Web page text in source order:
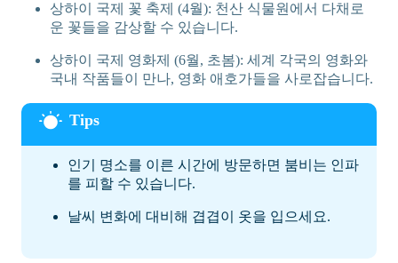
상하이 국제 꽃 축제 (4월): 천산 식물원에서 다채로
운 꽃들을 감상할 수 있습니다.
상하이 국제 영화제 (6월, 초봄): 세계 각국의 영화와
국내 작품들이 만나, 영화 애호가들을 사로잡습니다.
인기 명소를 이른 시간에 방문하면 붐비는 인파
를 피할 수 있습니다.
날씨 변화에 대비해 겹겹이 옷을 입으세요.